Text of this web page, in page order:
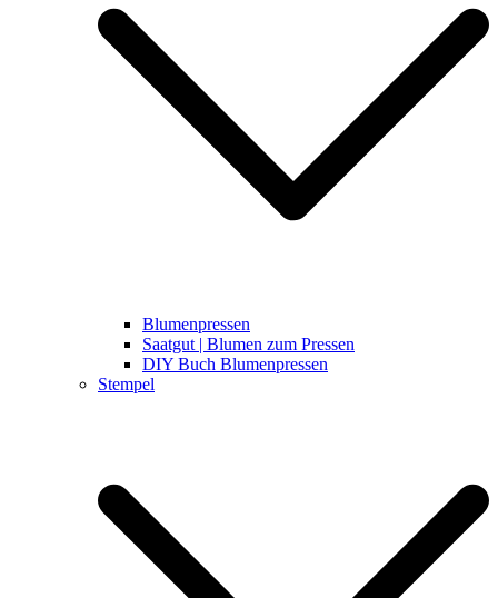
Blumenpressen
Saatgut | Blumen zum Pressen
DIY Buch Blumenpressen
Stempel